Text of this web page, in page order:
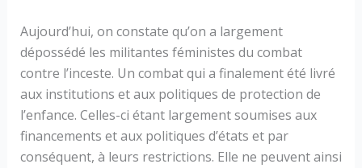
Aujourd’hui, on constate qu’on a largement
dépossédé les militantes féministes du combat
contre l’inceste. Un combat qui a finalement été livré
aux institutions et aux politiques de protection de
l’enfance. Celles-ci étant largement soumises aux
financements et aux politiques d’états et par
conséquent, à leurs restrictions. Elle ne peuvent ainsi